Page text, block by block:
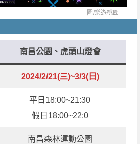
圖/樂遊桃園
南昌公園、虎頭山燈會
2024/2/21(三)~3/3(日)
平日18:00~21:30
假日18:00~22:0
南昌森林運動公園